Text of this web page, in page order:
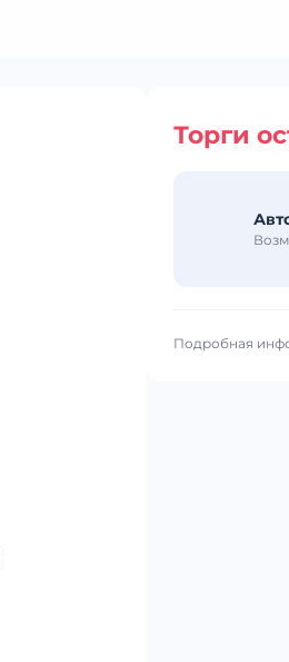
Торги
Подробная